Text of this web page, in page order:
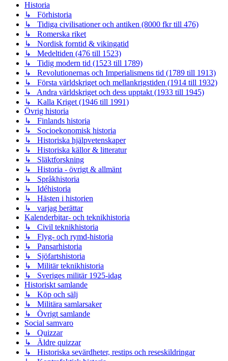
Historia
↳ Förhistoria
↳ Tidiga civilisationer och antiken (8000 fkr till 476)
↳ Romerska riket
↳ Nordisk forntid & vikingatid
↳ Medeltiden (476 till 1523)
↳ Tidig modern tid (1523 till 1789)
↳ Revolutionernas och Imperialismens tid (1789 till 1913)
↳ Första världskriget och mellankrigstiden (1914 till 1932)
↳ Andra världskriget och dess upptakt (1933 till 1945)
↳ Kalla Kriget (1946 till 1991)
Övrig historia
↳ Finlands historia
↳ Socioekonomisk historia
↳ Historiska hjälpvetenskaper
↳ Historiska källor & litteratur
↳ Släktforskning
↳ Historia - övrigt & allmänt
↳ Språkhistoria
↳ Idéhistoria
↳ Hästen i historien
↳ varjag berättar
Kalenderbitar- och teknikhistoria
↳ Civil teknikhistoria
↳ Flyg- och rymd-historia
↳ Pansarhistoria
↳ Sjöfartshistoria
↳ Militär teknikhistoria
↳ Sveriges militär 1925-idag
Historiskt samlande
↳ Köp och sälj
↳ Militära samlarsaker
↳ Övrigt samlande
Social samvaro
↳ Quizzar
↳ Äldre quizzar
↳ Historiska sevärdheter, restips och reseskildringar